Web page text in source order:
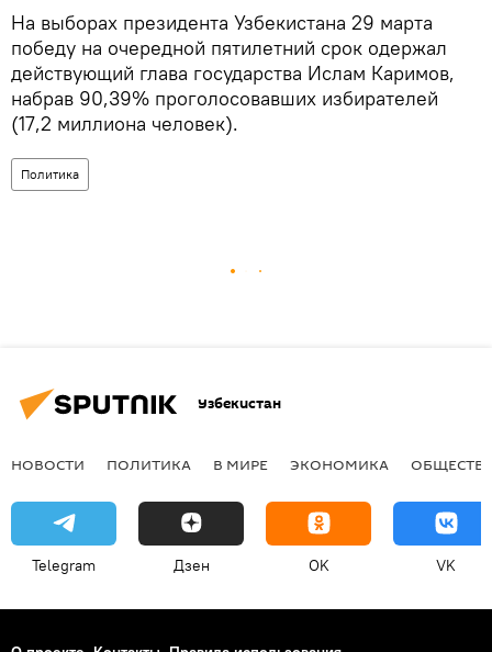
На выборах президента Узбекистана 29 марта
победу на очередной пятилетний срок одержал
действующий глава государства Ислам Каримов,
набрав 90,39% проголосовавших избирателей
(17,2 миллиона человек).
Политика
Узбекистан
НОВОСТИ ПОЛИТИКА В МИРЕ ЭКОНОМИКА
Telegram Дзен OK VK